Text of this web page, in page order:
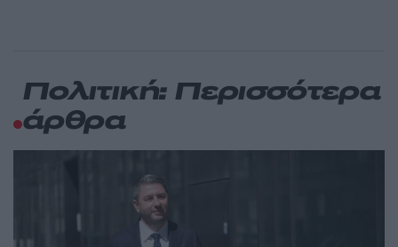
Πολιτική: Περισσότερα
άρθρα